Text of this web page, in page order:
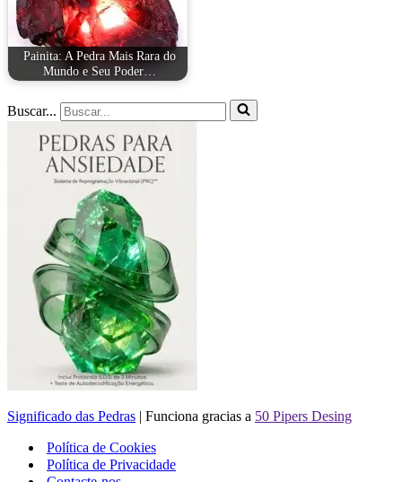
Painita: A Pedra Mais Rara do
Mundo e Seu Poder…
Buscar...
Significado das Pedras | Funciona gracias a 50 Pipers Desing
Política de Cookies
Política de Privacidade